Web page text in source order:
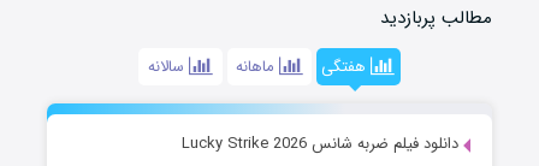
مطالب پربازدید
هفتگی ماهانه سالانه
دانلود فیلم ضربه شانس Lucky Strike 2026